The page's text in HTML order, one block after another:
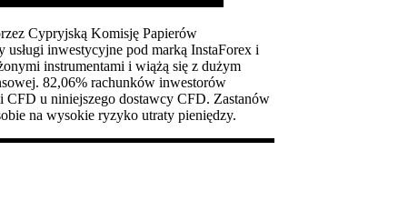
Cypryjską Komisję Papierów
inwestycyjne pod marką InstaForex i
instrumentami i wiążą się z dużym
82,06% rachunków inwestorów
u niniejszego dostawcy CFD. Zastanów
na wysokie ryzyko utraty pieniędzy.